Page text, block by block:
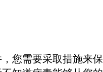
您需要采取措施来保